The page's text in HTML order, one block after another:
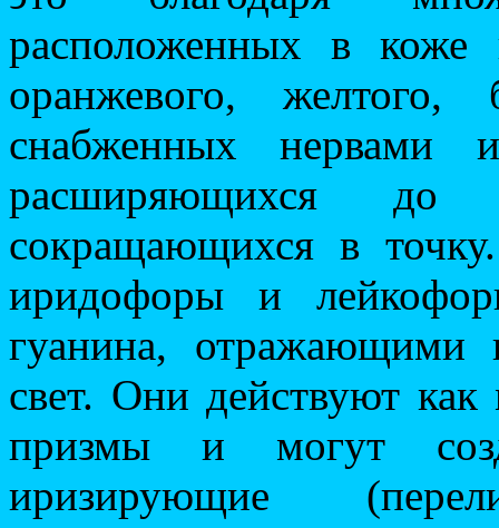
расположенных в коже
оранжевого,
снабженных
расширяющихся до
сокращающихся в
иридофоры и
гуанина,
свет. Они действуют как
призмы и могут
иризирующие